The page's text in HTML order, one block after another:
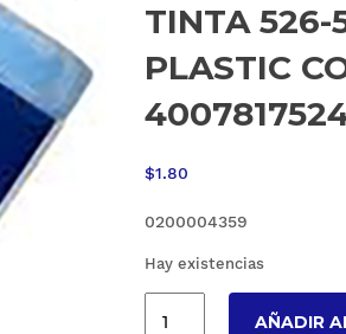
TINTA 526-
PLASTIC
$1.80
0200004359
Hay existencias
AÑADIR